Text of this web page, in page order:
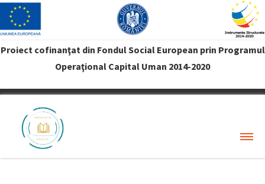
Proiect cofinanţat din Fondul Social European prin Programul
Operaţional Capital Uman 2014-2020
VREAU PROFIT